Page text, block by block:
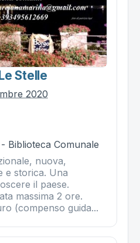
Stelle
2020
Biblioteca Comunale
nuova,
e storica. Una
il paese.
massima 2 ore.
(compenso guida...